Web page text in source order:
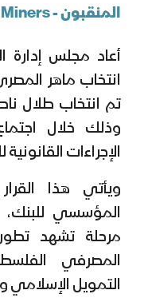
المنقبون - The Miners
أعاد مجلس إدارة
انتخاب ماهر
تم انتخاب طلال
وذلك خلال
الإجراءات
ويأتي هذا
المؤسسي للبنك،
مرحلة تشهد
المصرفي
التمويل الإسلامي